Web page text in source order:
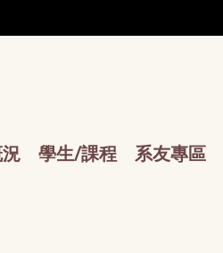
學生/課程 系友專區